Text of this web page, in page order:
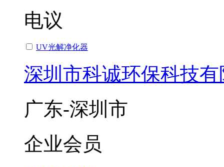
电议
UV光解净化器
深圳市科诚环保科技
广东-深圳市
企业会员